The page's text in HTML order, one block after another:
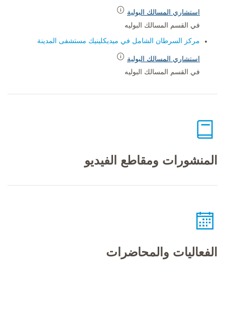
استشاري المسالك البولية
في القسم المسالك البوليه
مركز السرطان الشامل في ميديكلينيك مستشفى المدينة
استشاري المسالك البولية
في القسم المسالك البوليه
المنشورات ومقاطع الفيديو
الفعاليات والمحاضرات